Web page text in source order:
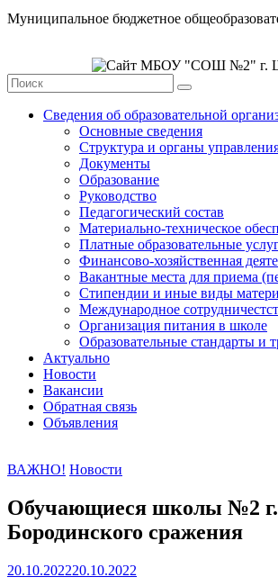
Муниципальное бюджетное
Сведения об образовательной
Основные сведения
Структура и органы
Документы
Образование
Руководство
Педагогический состав
Материально-техническое
Платные образовательные
Финансово-хозяйственная
Вакантные места для приема
Стипендии и иные виды
Международное
Организация питания в школе
Образовательные стандарты и
Актуально
Новости
Вакансии
Обратная связь
Объявления
ВАЖНО! Новости
Обучающиеся школы №2 г.
Бородинского сражения
20.10.202220.10.2022